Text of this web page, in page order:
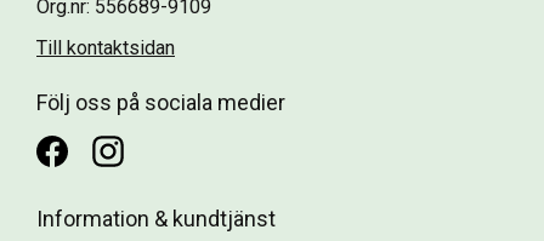
Org.nr: 556689-9109
Till kontaktsidan
Följ oss på sociala medier
Information & kundtjänst